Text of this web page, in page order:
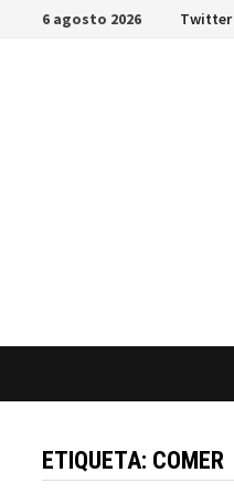
Saltar6 agosto 2026 Twitter
ETIQUETA: COMER